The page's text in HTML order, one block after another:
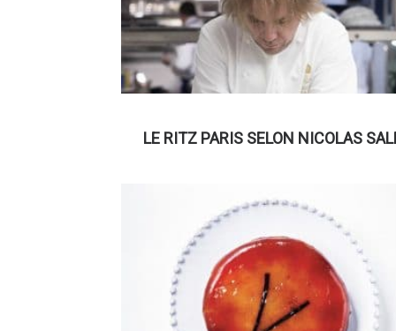
LE RITZ PARIS SELON NICOLAS